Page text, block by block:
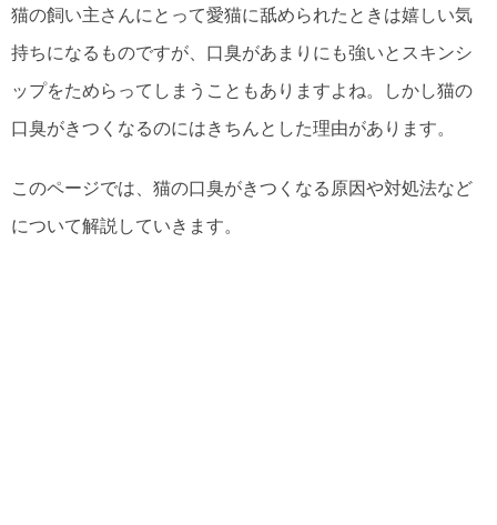
猫の飼い主さんにとって愛猫に舐められたときは嬉しい気
持ちになるものですが、口臭があまりにも強いとスキンシ
ップをためらってしまうこともありますよね。しかし猫の
口臭がきつくなるのにはきちんとした理由があります。
このページでは、猫の口臭がきつくなる原因や対処法など
について解説していきます。